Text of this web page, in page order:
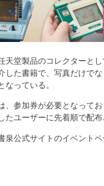
天堂製品のコレクターと
した書籍で、写真だけで
っている。
、参加券が必要となって
ユーザーに先着順で配布
公式サイトのイベントペ